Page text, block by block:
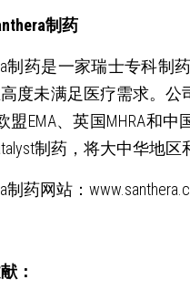
制药
制药是一家瑞士专科
度未满足医疗需求。公
盟EMA、英国MHRA和
制药，将大中华地
制药网站：
：